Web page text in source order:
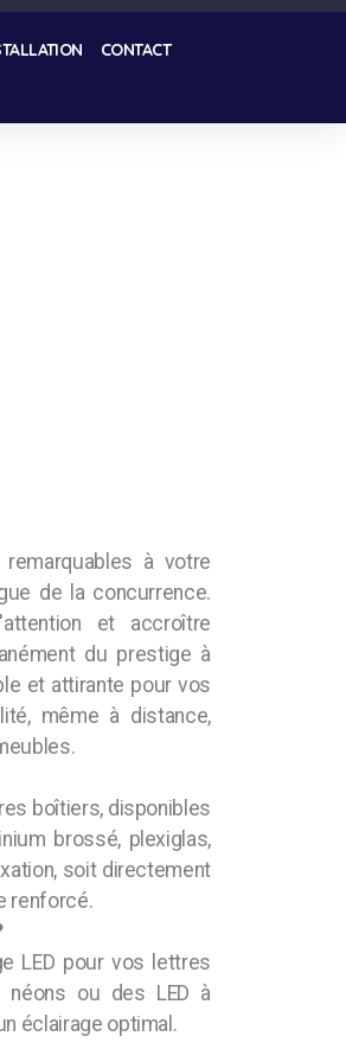
CONTACT
à votre
de la concurrence.
et accroître
du prestige à
et attirante pour vos
même à distance,
boîtiers, disponibles
brossé, plexiglas,
soit directement
renforcé.
LED pour vos lettres
néons ou des LED à
éclairage optimal.